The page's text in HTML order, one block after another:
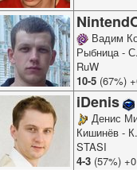
Вадим
Рыбница -
RuW
10-5 (67%)
iDenis
Денис
Кишинёв -
STASI
4-3(57%) +0